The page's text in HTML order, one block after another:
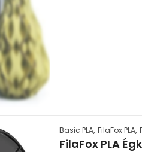
Basic PLA, FilaFox PLA,
FilaFox PLA